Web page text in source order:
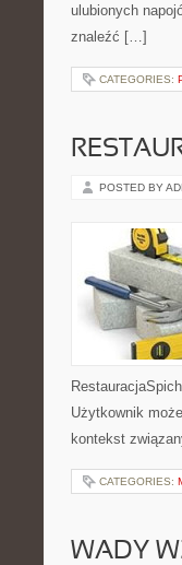
ulubionych
znaleźć […]
CATEGORIES:
POSTED BY
Użytkownik
kontekst
CATEGORIES:
WADY